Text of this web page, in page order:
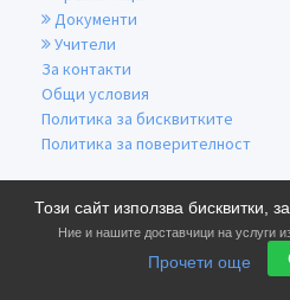
Този сайт използва бисквитки,
Ние и нашите доставчици на услуги
Прочети още
Документи
Учители
За контакти
Общи условия
Политика за бисквитките
Политика за поверителност